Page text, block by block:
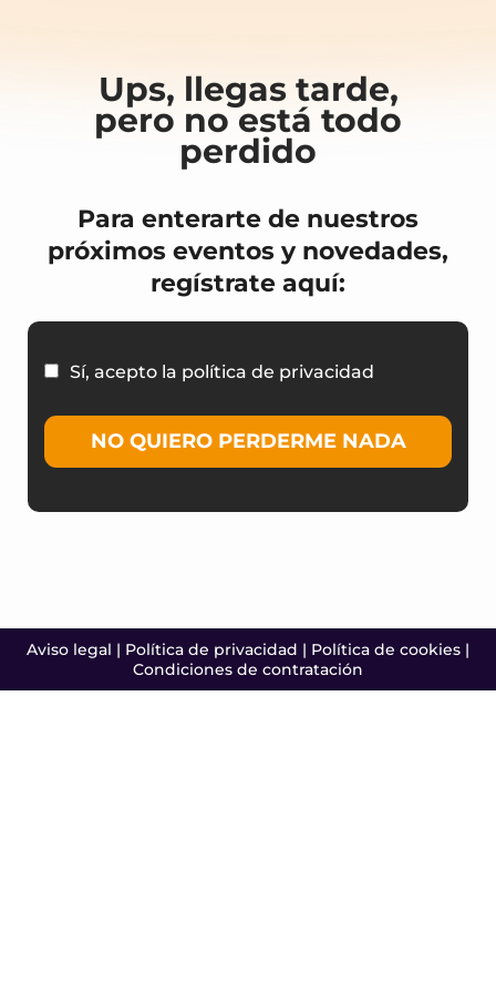
Ups, llegas tarde,
pero no está todo
perdido
Para enterarte de nuestros
próximos eventos y novedades,
regístrate aquí:
Sí, acepto la política de privacidad
NO QUIERO PERDERME NADA
Aviso legal | Política de privacidad | Política de cookies |
Condiciones de contratación